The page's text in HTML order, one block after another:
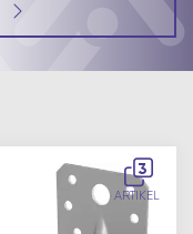
3
ARTIKEL